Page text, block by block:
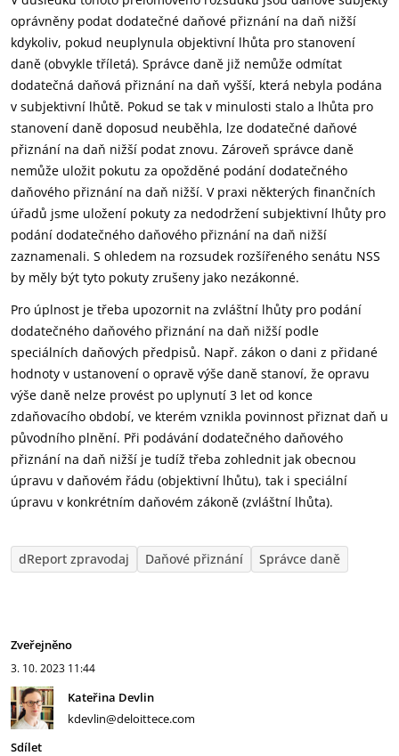
oprávněny podat dodatečné daňové přiznání na daň nižší
kdykoliv, pokud neuplynula objektivní lhůta pro stanovení
daně (obvykle tříletá). Správce daně již nemůže odmítat
dodatečná daňová přiznání na daň vyšší, která nebyla podána
v subjektivní lhůtě. Pokud se tak v minulosti stalo a lhůta pro
stanovení daně doposud neuběhla, lze dodatečné daňové
přiznání na daň nižší podat znovu. Zároveň správce daně
nemůže uložit pokutu za opožděné podání dodatečného
daňového přiznání na daň nižší. V praxi některých finančních
úřadů jsme uložení pokuty za nedodržení subjektivní lhůty pro
podání dodatečného daňového přiznání na daň nižší
zaznamenali. S ohledem na rozsudek rozšířeného senátu NSS
by měly být tyto pokuty zrušeny jako nezákonné.
Pro úplnost je třeba upozornit na zvláštní lhůty pro podání
dodatečného daňového přiznání na daň nižší podle
speciálních daňových předpisů. Např. zákon o dani z přidané
hodnoty v ustanovení o opravě výše daně stanoví, že opravu
výše daně nelze provést po uplynutí 3 let od konce
zdaňovacího období, ve kterém vznikla povinnost přiznat daň u
původního plnění. Při podávání dodatečného daňového
přiznání na daň nižší je tudíž třeba zohlednit jak obecnou
úpravu v daňovém řádu (objektivní lhůtu), tak i speciální
úpravu v konkrétním daňovém zákoně (zvláštní lhůta).
dReport zpravodaj Daňové přiznání Správce daně
Zveřejněno
3. 10. 2023 11:44
Kateřina Devlin
kdevlin@deloittece.com
Sdílet